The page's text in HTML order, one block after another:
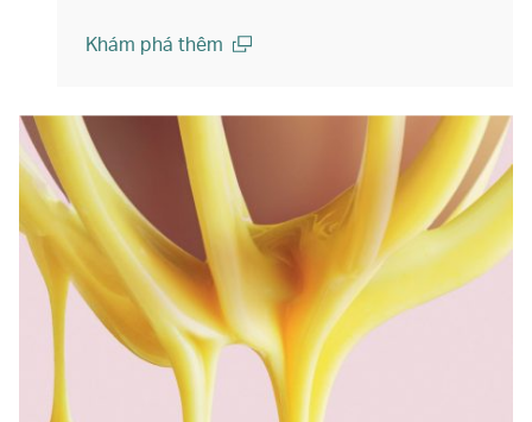
Khám phá thêm